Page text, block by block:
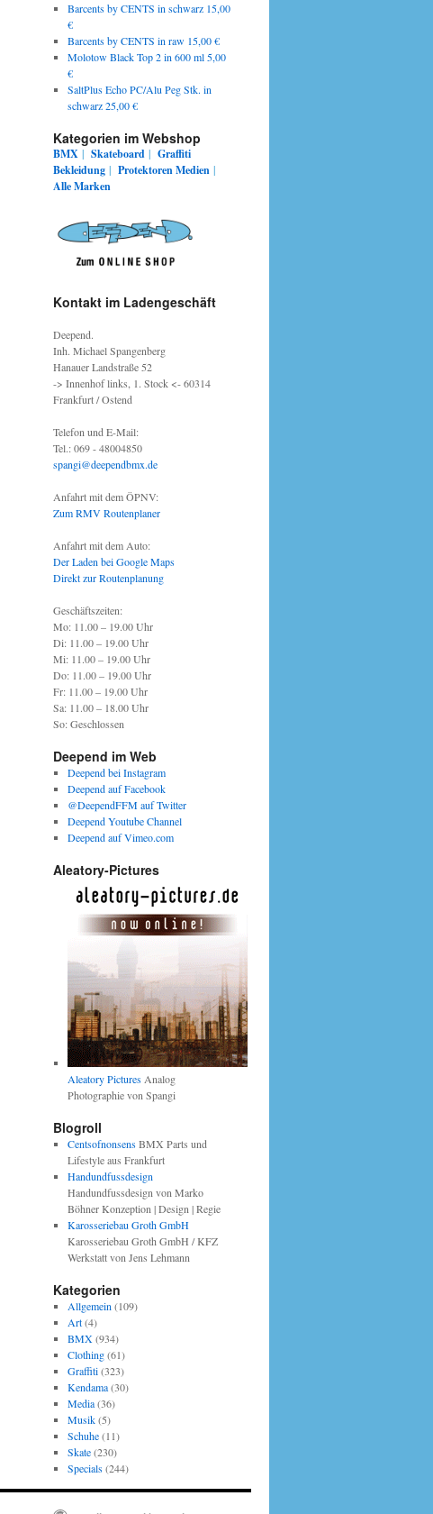
Barcents by CENTS in schwarz 15,00
€
Barcents by CENTS in raw 15,00 €
Molotow Black Top 2 in 600 ml 5,00
€
SaltPlus Echo PC/Alu Peg Stk. in
schwarz 25,00 €
Kategorien im Webshop
BMX | Skateboard | Graffiti
Bekleidung | ProtektorenMedien |
Alle Marken
Kontakt im Ladengeschäft
Deepend.
Inh. Michael Spangenberg
Hanauer Landstraße 52
-> Innenhof links, 1. Stock <- 60314
Frankfurt / Ostend
Telefon und E-Mail:
Tel.: 069 - 48004850
spangi@deependbmx.de
Anfahrt mit dem ÖPNV:
Zum RMV Routenplaner
Anfahrt mit dem Auto:
Der Laden bei Google Maps
Direkt zur Routenplanung
Geschäftszeiten:
Mo: 11.00 – 19.00 Uhr
Di: 11.00 – 19.00 Uhr
Mi: 11.00 – 19.00 Uhr
Do: 11.00 – 19.00 Uhr
Fr: 11.00 – 19.00 Uhr
Sa: 11.00 – 18.00 Uhr
So: Geschlossen
Deepend im Web
Deepend bei Instagram
Deepend auf Facebook
@DeependFFM auf Twitter
Deepend Youtube Channel
Deepend auf Vimeo.com
Aleatory-Pictures
Aleatory PicturesAnalog
Photographie von Spangi
Blogroll
CentsofnonsensBMX Parts und
Lifestyle aus Frankfurt
Handundfussdesign
Handundfussdesign von Marko
Böhner Konzeption | Design | Regie
Karosseriebau Groth GmbH
Karosseriebau Groth GmbH / KFZ
Werkstatt von Jens Lehmann
Kategorien
Allgemein (109)
Art(4)
BMX(934)
Clothing(61)
Graffiti(323)
Kendama(30)
Media(36)
Musik(5)
Schuhe(11)
Skate(230)
Specials(244)